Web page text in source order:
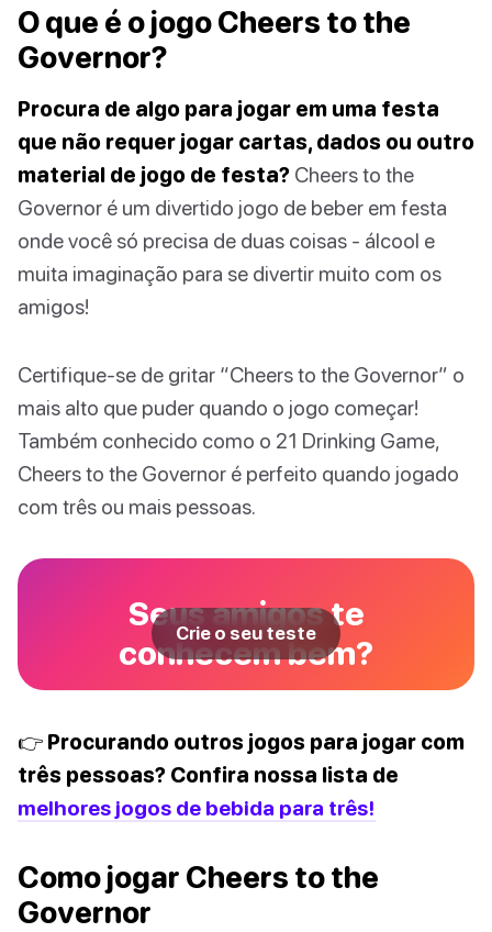
O que é o jogo Cheers to the
Governor?
Procura de algo para jogar em uma festa
que não requer jogar cartas, dados ou outro
material de jogo de festa? Cheers to the
Governor é um divertido jogo de beber em festa
onde você só precisa de duas coisas - álcool e
muita imaginação para se divertir muito com os
amigos!
Certifique-se de gritar “Cheers to the Governor” o
mais alto que puder quando o jogo começar!
Também conhecido como o 21 Drinking Game,
Cheers to the Governor é perfeito quando jogado
com três ou mais pessoas.
Seus amigos te
conhecem bem?
Crie o seu teste
👉 Procurando outros jogos para jogar com
três pessoas? Confira nossa lista de
melhores jogos de bebida para três!
Como jogar Cheers to the
Governor